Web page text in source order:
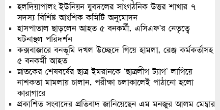
হলদিয়াপালং ইউনিয়ন যুবদলের সাংগঠনিক উত্তর শাখার ৭
সদস্য বিশিষ্ট আংশিক কমিটি অনুমোদন
হাসপাতাল ছাড়লেন আহত ৫ বনকর্মী, এসিএফ’র নেতৃত্বে
ঘটনাস্থল পরিদর্শন
কক্সবাজারে বনভূমি দখল উচ্ছেদে গিয়ে হামলা, রেঞ্জ কর্মকর্তাসহ
৫ বনকর্মী আহত
স্নাতকের শেষবর্ষের ছাত্র ইমরানকে ‘ছাত্রলীগ ট্যাগ’ লাগিয়ে
নাশকতা মামলায় চালান, পরীক্ষা চলাকালেই পাঠানো হলো
কারাগারে
প্রকাশিত সংবাদের প্রতিবাদ জানিয়েছেন এম মনজুর আলম মেম্বার